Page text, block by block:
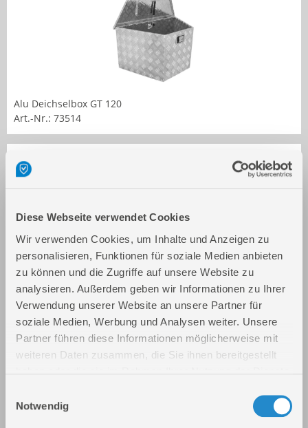
Diese Webseite verwendet Cookies
Wir verwenden Cookies, um Inhalte und Anzeigen zu
personalisieren, Funktionen für soziale Medien anbieten
zu können und die Zugriffe auf unsere Website zu
analysieren. Außerdem geben wir Informationen zu Ihrer
Verwendung unserer Website an unsere Partner für
soziale Medien, Werbung und Analysen weiter. Unsere
Partner führen diese Informationen möglicherweise mit
weiteren Daten zusammen, die Sie ihnen bereitgestellt
Notwendig
Alu Deichselbox GT 120
Art.-Nr.: 73514
Alu Transportbox GT 165
Art.-Nr.: 73515